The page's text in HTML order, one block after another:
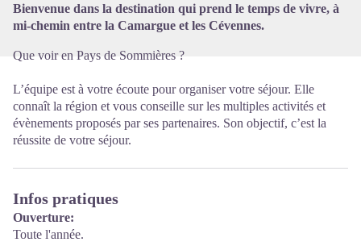
Bienvenue dans la destination qui prend le temps de vivre, à
mi-chemin entre la Camargue et les Cévennes.
Que voir en Pays de Sommières ?
L’équipe est à votre écoute pour organiser votre séjour. Elle
connaît la région et vous conseille sur les multiples activités et
évènements proposés par ses partenaires. Son objectif, c’est la
réussite de votre séjour.
Infos pratiques
Ouverture:
Toute l'année.